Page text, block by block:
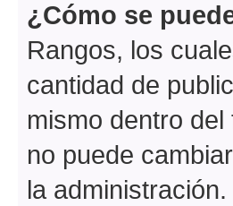
¿Cómo se
Rangos, los
cantidad de
mismo dentro
no puede
la